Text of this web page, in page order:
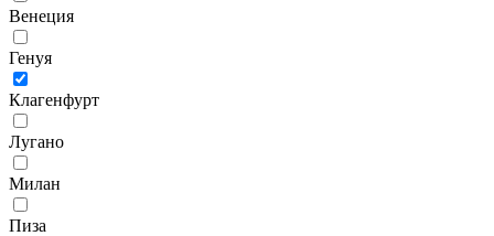
Венеция
Генуя
Клагенфурт
Лугано
Милан
Пиза